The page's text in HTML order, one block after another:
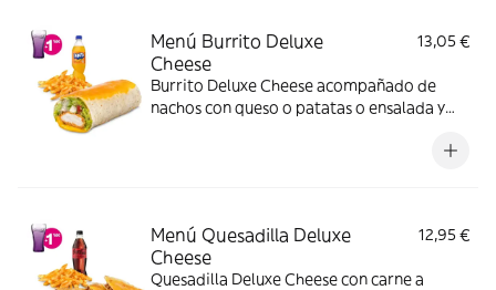
Menú Burrito Deluxe
Cheese
13,05 €
Burrito Deluxe Cheese acompañado de
nachos con queso o patatas o ensalada y
Menú Quesadilla Deluxe
Cheese
12,95 €
Quesadilla Deluxe Cheese con carne a